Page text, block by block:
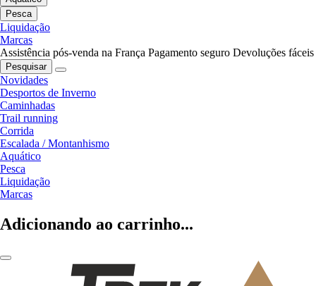
Pesca
Liquidação
Marcas
Assistência pós-venda na França Pagamento seguro Devoluções fáceis
Pesquisar
Novidades
Desportos de Inverno
Caminhadas
Trail running
Corrida
Escalada / Montanhismo
Aquático
Pesca
Liquidação
Marcas
Adicionando ao carrinho...